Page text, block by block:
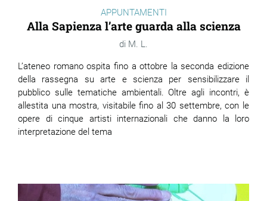
APPUNTAMENTI
Alla Sapienza l’arte guarda alla scienza
M. L.
L’ateneo romano ospita fino a ottobre la seconda edizione
della rassegna su arte e scienza per sensibilizzare il
pubblico sulle tematiche ambientali. Oltre agli incontri, è
allestita una mostra, visitabile fino al 30 settembre, con le
opere di cinque artisti internazionali che danno la loro
interpretazione del tema